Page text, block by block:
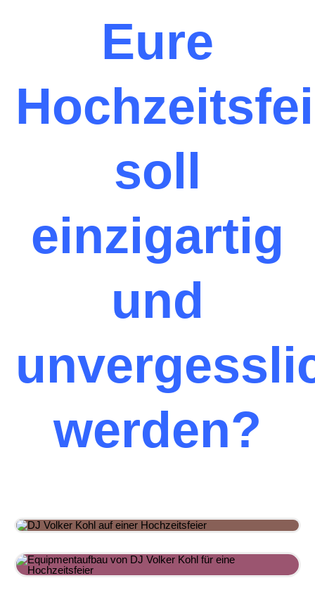
Eure
soll
einzigartig
und
werden?